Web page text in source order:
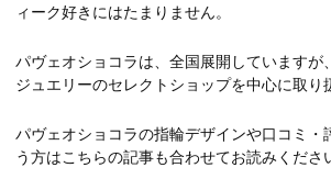
ィーク好きにはたまりません。
パヴェオショコラは、全国展開していますが
ジュエリーのセレクトショップを中心に取り
パヴェオショコラの指輪デザインや口コミ・
う方はこちらの記事も合わせてお読みくださ